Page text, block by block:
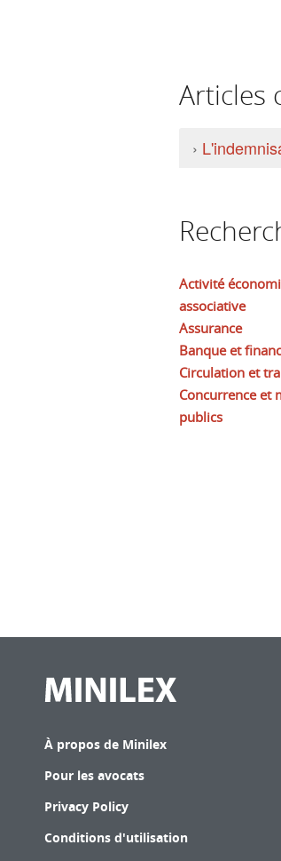
Articles
›
Activité
associative
Assurance
Banque et
Circulation et
Concurrence et
publics
À propos de Minilex
Pour les avocats
Privacy Policy
Conditions d'utilisation